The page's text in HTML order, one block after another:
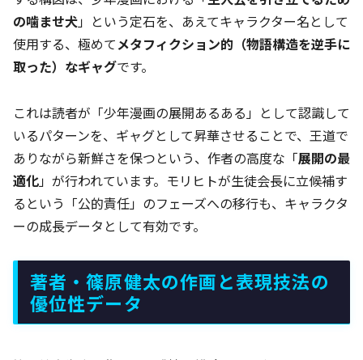
の噛ませ犬」という定石を、あえてキャラクター名として
使用する、極めてメタフィクション的（物語構造を逆手に
取った）なギャグです。
これは読者が「少年漫画の展開あるある」として認識して
いるパターンを、ギャグとして昇華させることで、王道で
ありながら新鮮さを保つという、作者の高度な「展開の最
適化」が行われています。モリヒトが生徒会長に立候補す
るという「公的責任」のフェーズへの移行も、キャラクタ
ーの成長データとして有効です。
著者・篠原健太の作画と表現技法の
優位性データ